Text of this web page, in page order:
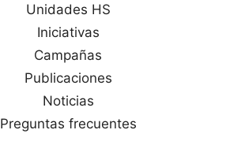
Unidades HS
Iniciativas
Campañas
Publicaciones
Noticias
Preguntas frecuentes